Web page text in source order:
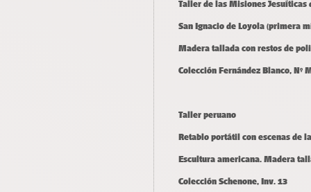
Taller de las Misiones Jesuíticas
San Ignacio de Loyola (primera
Madera tallada con restos de
Colección Fernández Blanco, N°
Taller peruano
Retablo portátil con escenas de
Escultura americana. Madera
Colección Schenone, Inv. 13